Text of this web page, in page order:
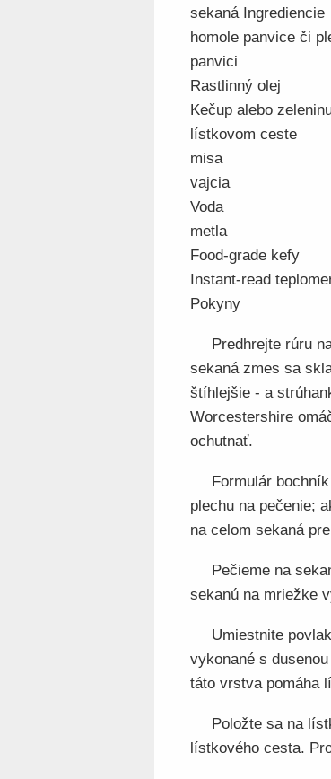
sekaná Ingrediencie
homole panvice či
panvici
Rastlinný olej
Kečup alebo
lístkovom ceste
misa
vajcia
Voda
metla
Food-grade kefy
Instant-read
Pokyny
Predhrejte rúru
sekaná zmes sa
štíhlejšie - a
Worcestershire
ochutnať.
Formulár
plechu na pečenie;
na celom sekaná
Pečieme na
sekanú na mriežke
Umiestnite
vykonané s
táto vrstva pomáha
Položte sa na
lístkového cesta.